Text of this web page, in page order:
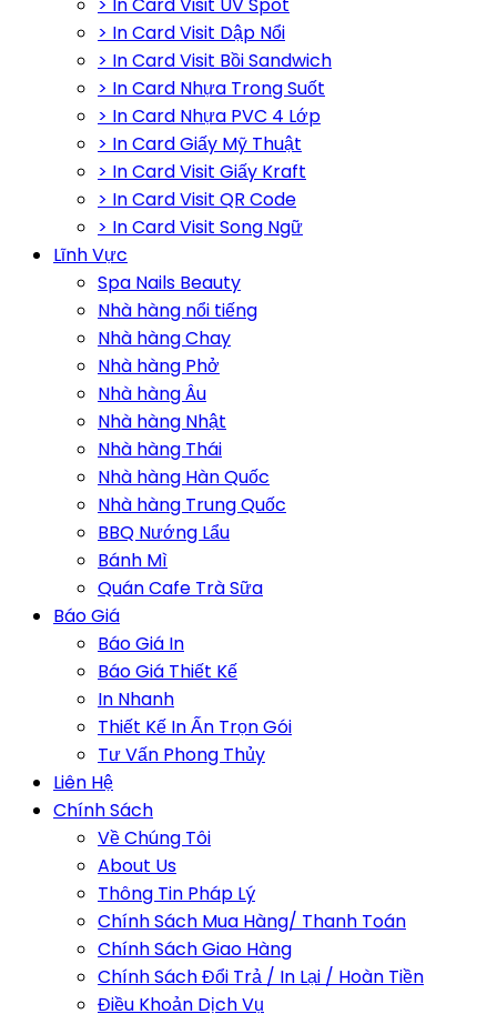
> In Card Visit UV Spot
> In Card Visit Dập Nổi
> In Card Visit Bồi Sandwich
> In Card Nhựa Trong Suốt
> In Card Nhựa PVC 4 Lớp
> In Card Giấy Mỹ Thuật
> In Card Visit Giấy Kraft
> In Card Visit QR Code
> In Card Visit Song Ngữ
Lĩnh Vực
Spa Nails Beauty
Nhà hàng nổi tiếng
Nhà hàng Chay
Nhà hàng Phở
Nhà hàng Âu
Nhà hàng Nhật
Nhà hàng Thái
Nhà hàng Hàn Quốc
Nhà hàng Trung Quốc
BBQ Nướng Lẩu
Bánh Mì
Quán Cafe Trà Sữa
Báo Giá
Báo Giá In
Báo Giá Thiết Kế
In Nhanh
Thiết Kế In Ấn Trọn Gói
Tư Vấn Phong Thủy
Liên Hệ
Chính Sách
Về Chúng Tôi
About Us
Thông Tin Pháp Lý
Chính Sách Mua Hàng/ Thanh Toán
Chính Sách Giao Hàng
Chính Sách Đổi Trả / In Lại / Hoàn Tiền
Điều Khoản Dịch Vụ